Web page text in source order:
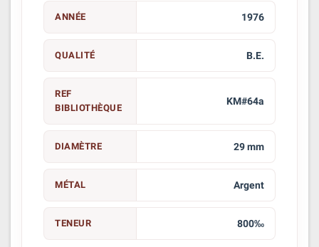
ANNÉE 1976
QUALITÉ B.E.
REF
BIBLIOTHÈQUE
KM#64a
DIAMÈTRE 29 mm
MÉTAL Argent
TENEUR 800‰